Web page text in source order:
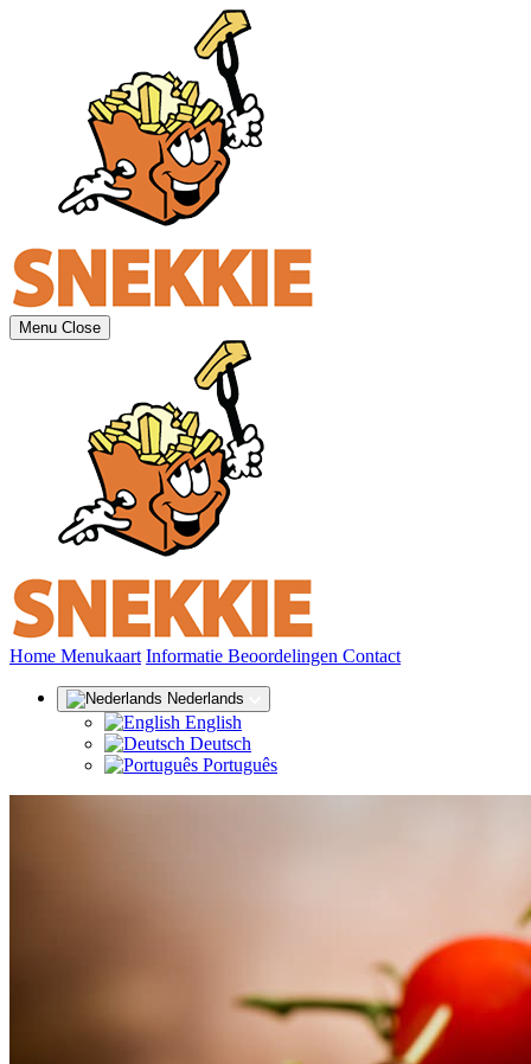
Menu Close
Home (huidige)
Menukaart Informatie Beoordelingen Contact
Nederlands
English
Deutsch
Português